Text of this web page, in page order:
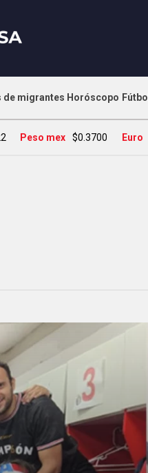
de migrantes Horóscopo Fútbol
Peso mex $0.3700 Euro